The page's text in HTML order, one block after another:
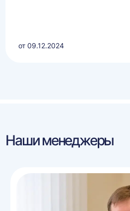
от 09.12.2024
Наши менеджеры